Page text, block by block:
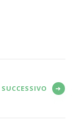
SUCCESSIVO